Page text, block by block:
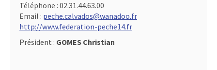
Téléphone : 02.31.44.63.00
Email : peche.calvados@wanadoo.fr
http://www.federation-peche14.fr
Président : GOMES Christian